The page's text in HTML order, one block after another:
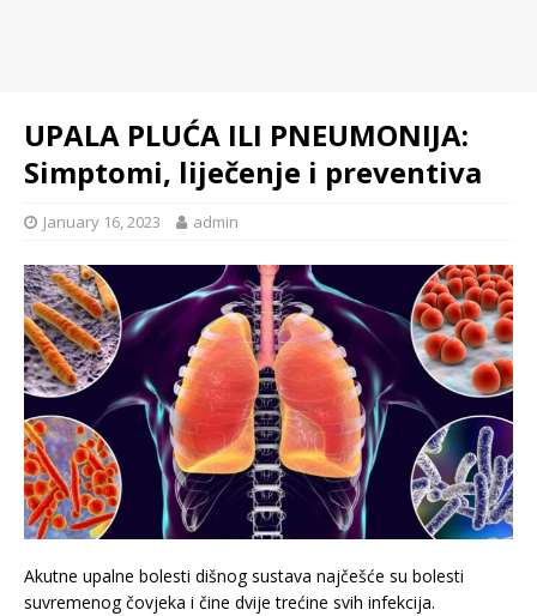
UPALA PLUĆA ILI PNEUMONIJA:
Simptomi, liječenje i preventiva
January 16, 2023 admin
Akutne upalne bolesti dišnog sustava najčešće su bolesti
suvremenog čovjeka i čine dvije trećine svih infekcija.